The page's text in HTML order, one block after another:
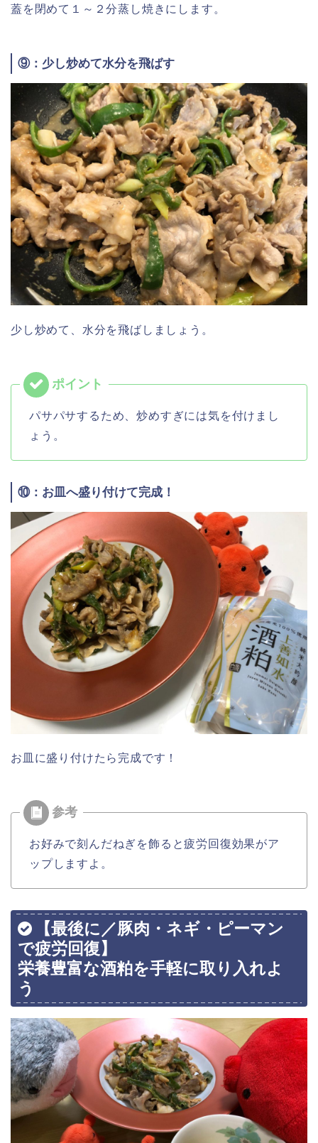
蓋を閉めて１～２分蒸し焼きにします。
⑨：少し炒めて水分を飛ばす
少し炒めて、水分を飛ばしましょう。
パサパサするため、炒めすぎには気を付けまし
ょう。
⑩：お皿へ盛り付けて完成！
お皿に盛り付けたら完成です！
お好みで刻んだねぎを飾ると疲労回復効果がア
ップしますよ。
【最後に／豚肉・ネギ・ピーマン
で疲労回復】
栄養豊富な酒粕を手軽に取り入れよ
う